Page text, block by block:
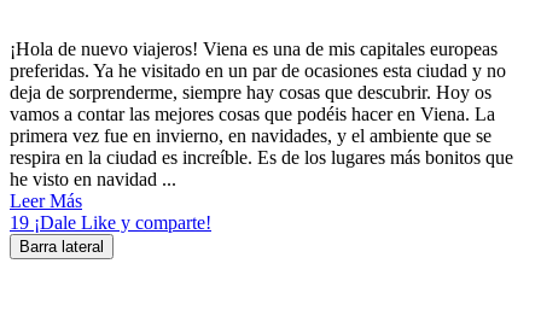
¡Hola de nuevo viajeros! Viena es una de mis capitales europeas
preferidas. Ya he visitado en un par de ocasiones esta ciudad y no
deja de sorprenderme, siempre hay cosas que descubrir. Hoy os
vamos a contar las mejores cosas que podéis hacer en Viena. La
primera vez fue en invierno, en navidades, y el ambiente que se
respira en la ciudad es increíble. Es de los lugares más bonitos que
he visto en navidad ...
Leer Más
19 ¡Dale Like y comparte!
Barra lateral